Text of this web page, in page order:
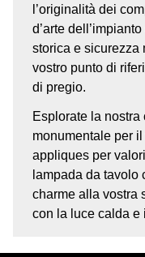
l’originalità dei
d’arte
storica e sicurezza
vostro punto di
di pregio.
Esplorate la
monumentale per
appliques per
lampada da tavolo
charme alla vostra
con la luce calda e